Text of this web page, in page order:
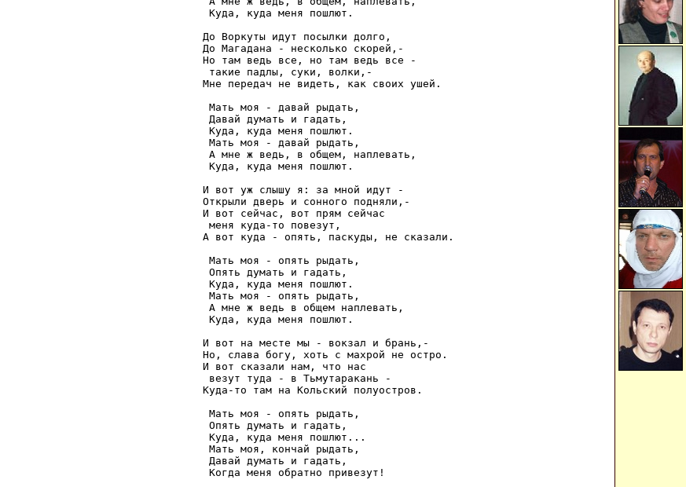
    Куда, куда меня пошлют.
   До Воркуты идут посылки долго,
   До Магадана - несколько скорей,-
   Но там ведь все, но там ведь все -
    такие падлы, суки, волки,-
   Мне передач не видеть, как своих ушей.
    Мать моя - давай рыдать,
    Давай думать и гадать,
    Куда, куда меня пошлют.
    Мать моя - давай рыдать,
    А мне ж ведь, в общем, наплевать,
    Куда, куда меня пошлют.
   И вот уж слышу я: за мной идут -
   Открыли дверь и сонного подняли,-
   И вот сейчас, вот прям сейчас
    меня куда-то повезут,
   А вот куда - опять, паскуды, не сказали.
    Мать моя - опять рыдать,
    Опять думать и гадать,
    Куда, куда меня пошлют.
    Мать моя - опять рыдать,
    А мне ж ведь в общем наплевать,
    Куда, куда меня пошлют.
   И вот на месте мы - вокзал и брань,-
   Но, слава богу, хоть с махрой не остро.
   И вот сказали нам, что нас
    везут туда - в Тьмутаракань -
   Куда-то там на Кольский полуостров.
    Мать моя - опять рыдать,
    Опять думать и гадать,
    Куда, куда меня пошлют...
    Мать моя, кончай рыдать,
    Давай думать и гадать,
    Когда меня обратно привезут!